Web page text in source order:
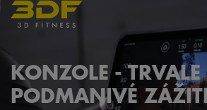
KONZOLE - TRVALE
PODMANIVÉ